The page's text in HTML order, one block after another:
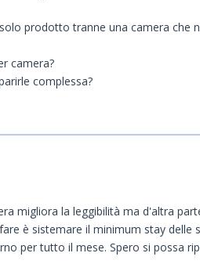
prodotto tranne una camera che
camera?
complessa?
migliora la leggibilità ma d'altra
è sistemare il minimum stay
per tutto il mese. Spero si possa